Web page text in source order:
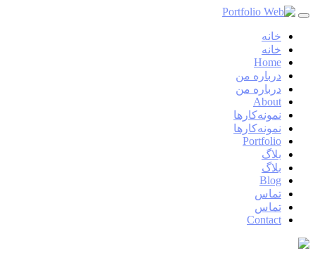
Skip
contentخانه
خانه
Home
درباره من
درباره من
About
نمونه‌کارها
نمونه‌کارها
Portfolio
بلاگ
بلاگ
Blog
تماس
تماس
Contact